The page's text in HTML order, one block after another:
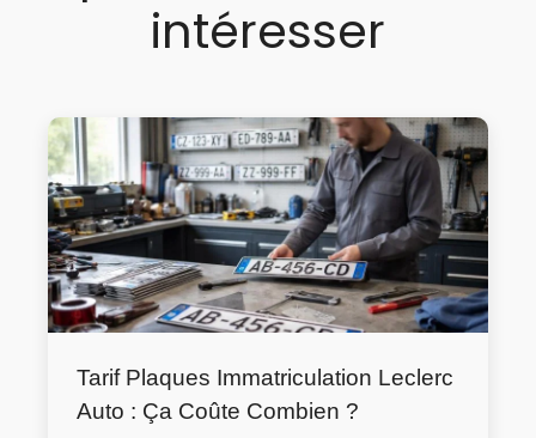
intéresser
Tarif Plaques Immatriculation Leclerc
Auto : Ça Coûte Combien ?